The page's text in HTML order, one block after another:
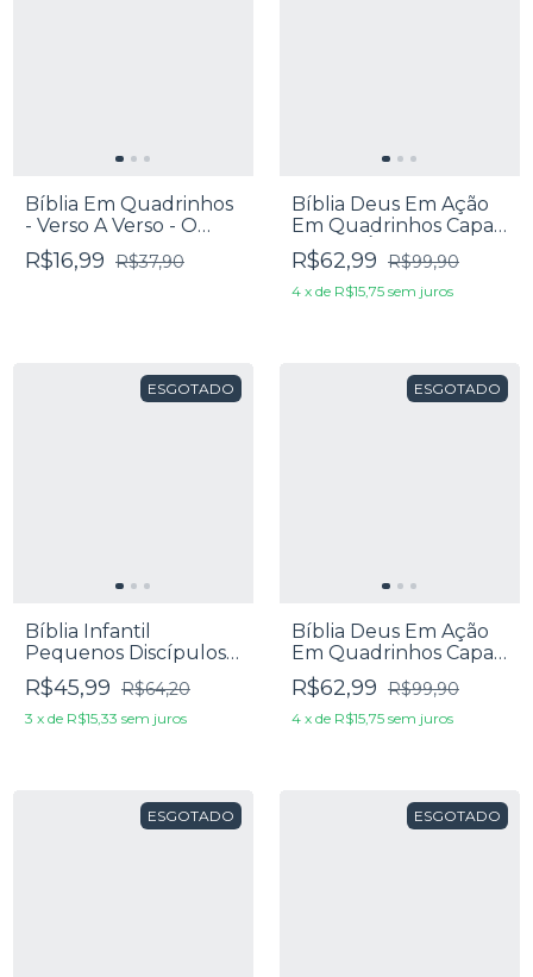
Bíblia Em Quadrinhos
- Verso A Verso - O
Livro De Ester
R$16,99 R$37,90
Bíblia Deus Em Ação
Em Quadrinhos Capa
Dura A Última Ceia
R$62,99 R$99,90
4 x de R$15,75 sem juros
ESGOTADO
Bíblia Infantil
Pequenos Discípulos
ARC - Capa Dura Azul
R$45,99 R$64,20
3 x de R$15,33 sem juros
ESGOTADO
Bíblia Deus Em Ação
Em Quadrinhos Capa
Dura Faraó
R$62,99 R$99,90
4 x de R$15,75 sem juros
ESGOTADO ESGOTADO